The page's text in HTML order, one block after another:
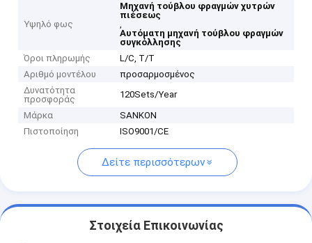
Υψηλό φως
Μηχανή τούβλου φραγμών χυτρών
πιέσεως
,
Αυτόματη μηχανή τούβλου φραγμών
συγκόλλησης
Όροι πληρωμής
L/C, T/T
Αριθμό μοντέλου
προσαρμοσμένος
Δυνατότητα
προσφοράς
120Sets/Year
Μάρκα
SANKON
Πιστοποίηση
ISO9001/CE
Δείτε περισσότερων
Στοιχεία Επικοινωνίας